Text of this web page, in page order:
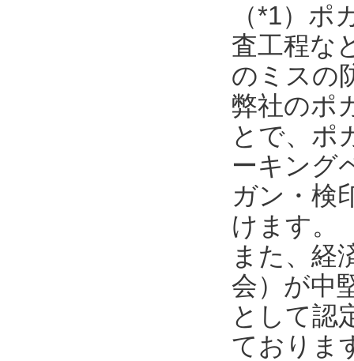
（*1）
査工程な
のミスの
弊社のポ
とで、ポ
ーキング
ガン・検
けます。
また、経
会）が中
として認
ておりま